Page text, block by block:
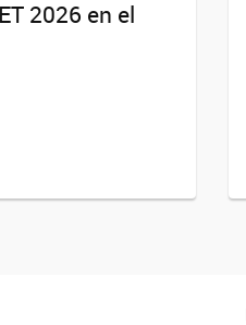
2026 en el